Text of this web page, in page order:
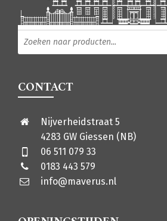
Producten zoeken
CONTACT
Nijverheidstraat 5
4283 GW Giessen (NB)
06 511 079 33
0183 443 579
info@maverus.nl